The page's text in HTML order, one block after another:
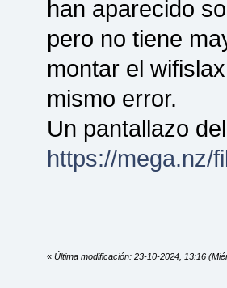
han aparecido
pero no tiene
montar el
mismo error.
Un pantallazo
https://mega.nz/
« Última modificación: 23-10-2024, 13:16